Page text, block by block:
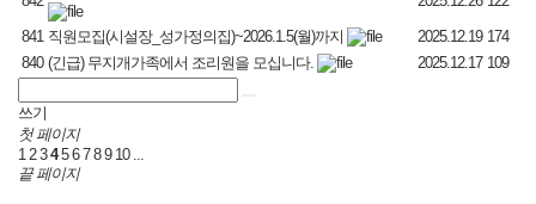
841 직원모집(시설장_성가정의집)~2026.1.5(월)까지 2025.12.19 174
840 (긴급) 무지개가족에서 조리원을 모십니다. 2025.12.17 109
쓰기
첫 페이지
1 2 3 4 5 6 7 8 9 10 ...
끝 페이지